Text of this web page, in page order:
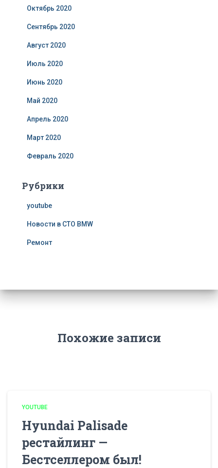
Октябрь 2020
Сентябрь 2020
Август 2020
Июль 2020
Июнь 2020
Май 2020
Апрель 2020
Март 2020
Февраль 2020
Рубрики
youtube
Новости в СТО BMW
Ремонт
Похожие записи
YOUTUBE
Hyundai Palisade
рестайлинг —
Бестселлером был!